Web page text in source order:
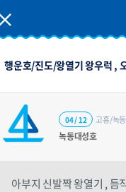
행운호/진도/왕열기 왕우럭 ,
녹동대성호
고흥/녹
04 / 12
아부지 신발짝 왕열기 , 듬